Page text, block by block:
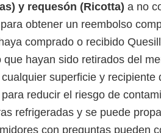
y requesón (Ricotta) a no
obtener un reembolso
comprado o recibido
hayan sido retirados del
superficie y recipiente
reducir el riesgo de
refrigeradas y se puede
con preguntas pueden